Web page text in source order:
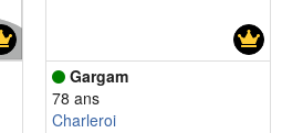
Gargam
78 ans
Charleroi